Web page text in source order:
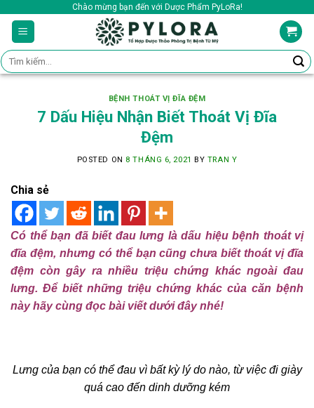
content
Chào mừng bạn đến với Dược Phẩm PyLoRa!
Tìm
kiếm:
BỆNH THOÁT VỊ ĐĨA ĐỆM
7 Dấu Hiệu Nhận Biết Thoát Vị Đĩa
Đệm
POSTED ON 8 THÁNG 6, 2021 BY TRAN Y
Chia sẻ
Có thể bạn đã biết đau lưng là dấu hiệu bệnh thoát vị
đĩa đệm, nhưng có thể bạn cũng chưa biết thoát vị đĩa
đệm còn gây ra nhiều triệu chứng khác ngoài đau
lưng. Để biết những triệu chứng khác của căn bệnh
này hãy cùng đọc bài viết dưới đây nhé!
Lưng của bạn có thể đau vì bất kỳ lý do nào, từ việc đi giày
quá cao đến dinh dưỡng kém